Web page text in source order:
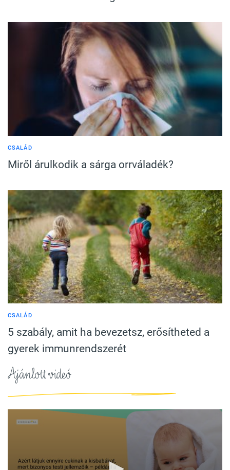
CSALÁD
Miről árulkodik a sárga orrváladék?
CSALÁD
5 szabály, amit ha bevezetsz, erősítheted a
gyerek immunrendszerét
Ajánlott videó